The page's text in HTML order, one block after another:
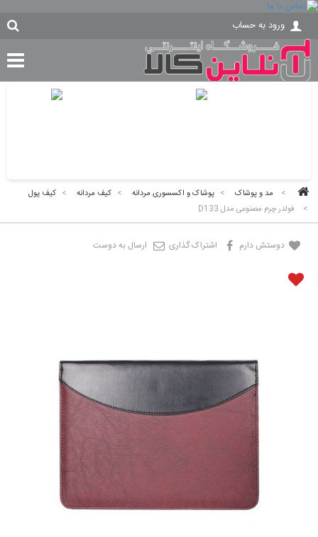
ورود به حساب
> مد و پوشاک > پوشاک و اکسسوری مردانه > کیف مردانه > کیف پول
>
فولدر چرم مصنوعی مدل D133
دوستش دارم اشتراک گذاری ارسال به دوست